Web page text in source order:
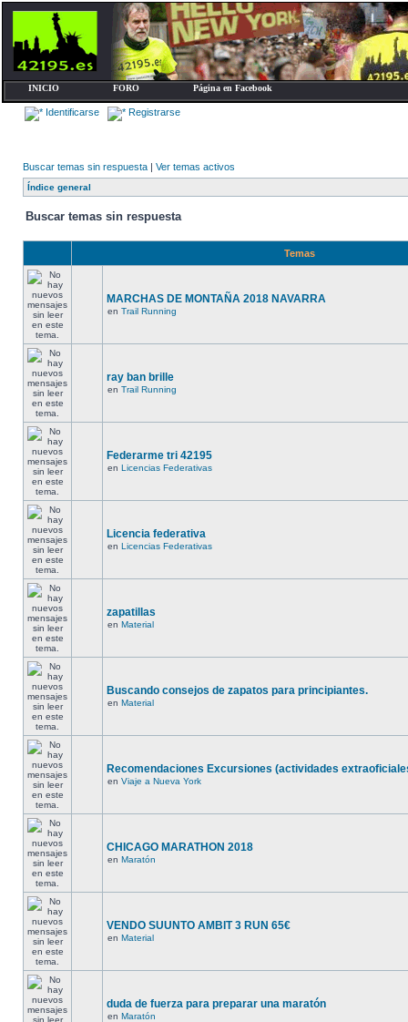
INICIO FORO Página en Facebook
Identificarse Registrarse
Buscar temas sin respuesta | Ver temas activos
Índice general
Buscar temas sin respuesta
Temas
MARCHAS DE MONTAÑA 2018 NAVARRA
en Trail Running
ray ban brille
en Trail Running
Federarme tri 42195
en Licencias Federativas
Licencia federativa
en Licencias Federativas
zapatillas
en Material
Buscando consejos de zapatos para principiantes.
en Material
Recomendaciones Excursiones (actividades
en Viaje a Nueva York
CHICAGO MARATHON 2018
en Maratón
VENDO SUUNTO AMBIT 3 RUN 65€
en Material
duda de fuerza para preparar una maratón
en Maratón